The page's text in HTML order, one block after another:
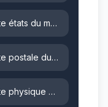
Carte états du monde
Carte postale du monde
Carte physique du monde